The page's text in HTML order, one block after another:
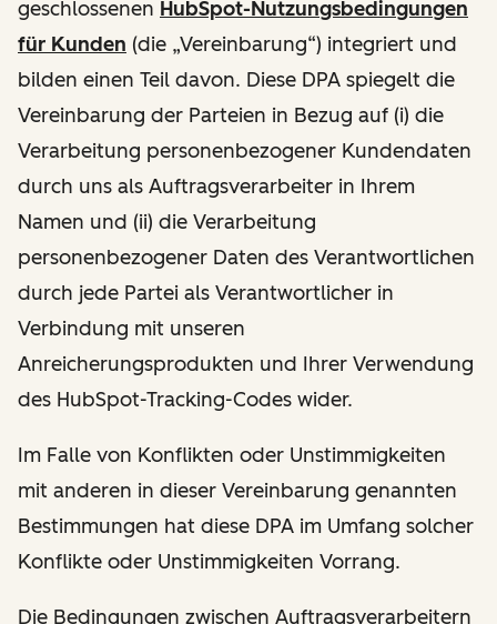
geschlossenen HubSpot-Nutzungsbedingungen
für Kunden (die „Vereinbarung“) integriert und
bilden einen Teil davon. Diese DPA spiegelt die
Vereinbarung der Parteien in Bezug auf (i) die
Verarbeitung personenbezogener Kundendaten
durch uns als Auftragsverarbeiter in Ihrem
Namen und (ii) die Verarbeitung
personenbezogener Daten des Verantwortlichen
durch jede Partei als Verantwortlicher in
Verbindung mit unseren
Anreicherungsprodukten und Ihrer Verwendung
des HubSpot-Tracking-Codes wider.
Im Falle von Konflikten oder Unstimmigkeiten
mit anderen in dieser Vereinbarung genannten
Bestimmungen hat diese DPA im Umfang solcher
Konflikte oder Unstimmigkeiten Vorrang.
Die Bedingungen zwischen Auftragsverarbeitern